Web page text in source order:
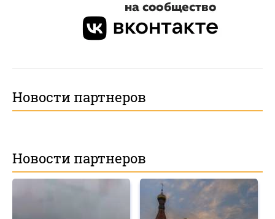
Новости партнеров
Новости партнеров